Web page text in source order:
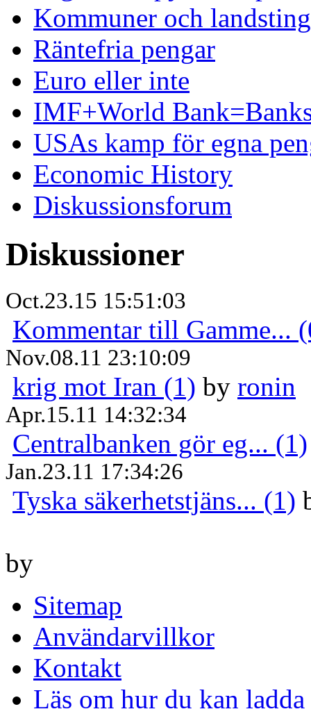
Kommuner och
Räntefria pengar
Euro eller inte
IMF+World
USAs kamp för egna
Economic History
Diskussionsforum
Diskussioner
Oct.23.15 15:51:03
Kommentar till Gamme...
Nov.08.11 23:10:09
krig mot Iran (1) by ronin
Apr.15.11 14:32:34
Centralbanken gör eg... (1)
Jan.23.11 17:34:26
Tyska säkerhetstjäns... (1)
by
Sitemap
Användarvillkor
Kontakt
Läs om hur du kan